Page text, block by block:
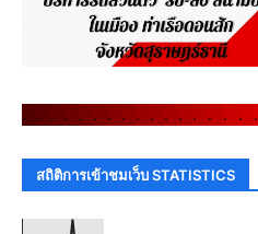
. . . . . . . . . . . . . . . . .
สถิติการเข้าชมเว็บ STATISTICS